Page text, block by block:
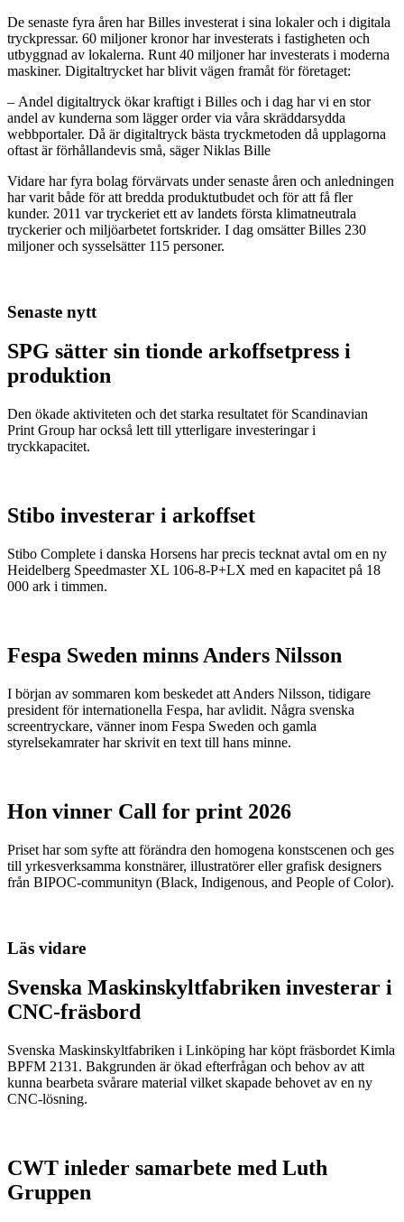
De senaste fyra åren har Billes investerat i sina lokaler och i digitala
tryckpressar. 60 miljoner kronor har investerats i fastigheten och
utbyggnad av lokalerna. Runt 40 miljoner har investerats i moderna
maskiner. Digitaltrycket har blivit vägen framåt för företaget:
– Andel digitaltryck ökar kraftigt i Billes och i dag har vi en stor
andel av kunderna som lägger order via våra skräddarsydda
webbportaler. Då är digitaltryck bästa tryckmetoden då upplagorna
oftast är förhållandevis små, säger Niklas Bille
Vidare har fyra bolag förvärvats under senaste åren och anledningen
har varit både för att bredda produktutbudet och för att få fler
kunder. 2011 var tryckeriet ett av landets första klimatneutrala
tryckerier och miljöarbetet fortskrider. I dag omsätter Billes 230
miljoner och sysselsätter 115 personer.
Senaste nytt
SPG sätter sin tionde arkoffsetpress i
produktion
Den ökade aktiviteten och det starka resultatet för Scandinavian
Print Group har också lett till ytterligare investeringar i
tryckkapacitet.
Stibo investerar i arkoffset
Stibo Complete i danska Horsens har precis tecknat avtal om en ny
Heidelberg Speedmaster XL 106-8-P+LX med en kapacitet på 18
000 ark i timmen.
Fespa Sweden minns Anders Nilsson
I början av sommaren kom beskedet att Anders Nilsson, tidigare
president för internationella Fespa, har avlidit. Några svenska
screentryckare, vänner inom Fespa Sweden och gamla
styrelsekamrater har skrivit en text till hans minne.
Hon vinner Call for print 2026
Priset har som syfte att förändra den homogena konstscenen och ges
till yrkesverksamma konstnärer, illustratörer eller grafisk designers
från BIPOC-communityn (Black, Indigenous, and People of Color).
Läs vidare
Svenska Maskinskyltfabriken investerar i
CNC-fräsbord
Svenska Maskinskyltfabriken i Linköping har köpt fräsbordet Kimla
BPFM 2131. Bakgrunden är ökad efterfrågan och behov av att
kunna bearbeta svårare material vilket skapade behovet av en ny
CNC-lösning.
CWT inleder samarbete med Luth
Gruppen